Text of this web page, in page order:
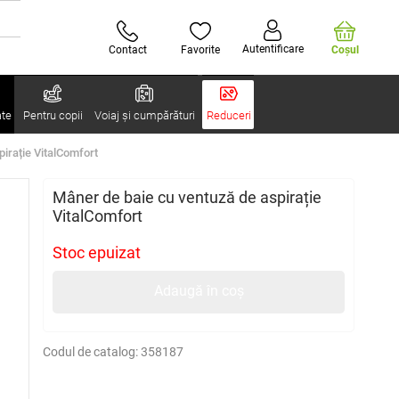
Contact Favorite Autentificare Coşul
Pentru copii Voiaj și cumpărături Reduceri
VitalComfort
Mâner de baie cu ventuză de aspirație
VitalComfort
Stoc epuizat
Codul de catalog:358187